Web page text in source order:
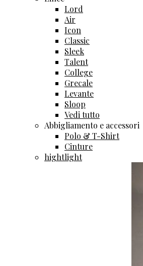
Lord
Air
Icon
Classic
Sleek
Talent
College
Grecale
Levante
Sloop
Vedi tutto
Abbigliamento e accessori
Polo & T-Shirt
Cinture
hightlight